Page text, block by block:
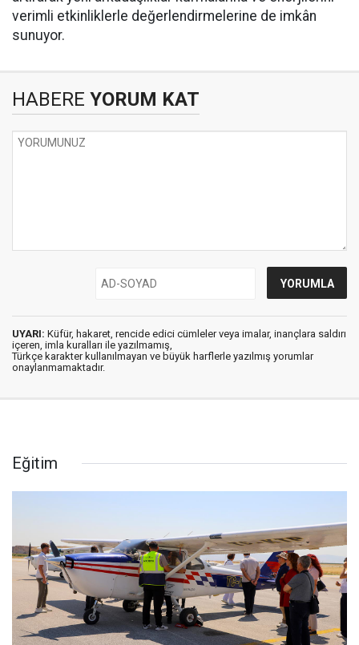
verimli etkinliklerle değerlendirmelerine de imkân
sunuyor.
HABERE YORUM KAT
UYARI: Küfür, hakaret, rencide edici cümleler veya imalar, inançlara saldırı
içeren, imla kuralları ile yazılmamış,
Türkçe karakter kullanılmayan ve büyük harflerle yazılmış yorumlar
onaylanmamaktadır.
Eğitim